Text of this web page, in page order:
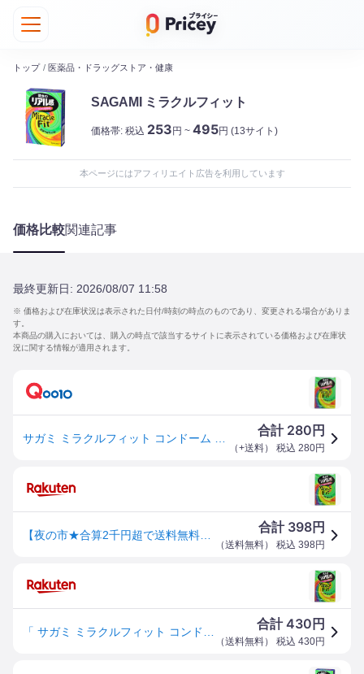
トップ / 医薬品・ドラッグストア・健康
SAGAMI ミラクルフィット
価格帯: 税込 253 円 ~ 495円 (13サイト)
本ページにはアフィリエイト広告を利用しています
価格比較関連記事
最終更新日: 2026/08/07 11:58
※ 価格および在庫状況は表示された日付/時刻の時点のものであり、変更される場合がありま
す。
本商品の購入においては、購入の時点で該当するサイトに表示されている価格および在庫状
況に関する情報が適用されます。
合計 280 円
（+送料） 税込 280円
合計 398円
（送料無料） 税込 398 円
合計430 円
（送料無料） 税込 430円